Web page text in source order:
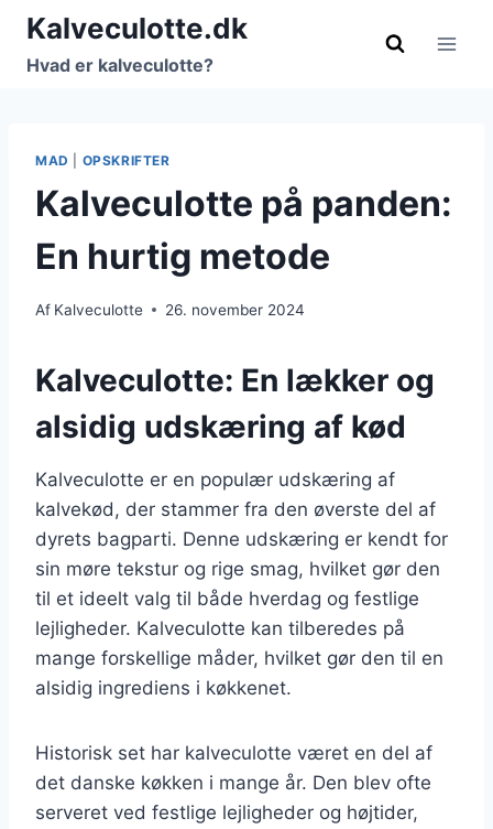
Fortsæt
indhold
Kalveculotte.dk
Hvad er kalveculotte?
MAD OPSKRIFTER
Kalveculotte på panden:
En hurtig metode
Af Kalveculotte 26. november 2024
Kalveculotte: En lækker og
alsidig udskæring af kød
Kalveculotte er en populær udskæring af
kalvekød, der stammer fra den øverste del af
dyrets bagparti. Denne udskæring er kendt for
sin møre tekstur og rige smag, hvilket gør den
til et ideelt valg til både hverdag og festlige
lejligheder. Kalveculotte kan tilberedes på
mange forskellige måder, hvilket gør den til en
alsidig ingrediens i køkkenet.
Historisk set har kalveculotte været en del af
det danske køkken i mange år. Den blev ofte
serveret ved festlige lejligheder og højtider,